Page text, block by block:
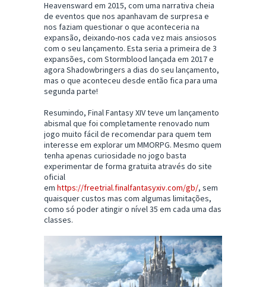
Heavensward em 2015, com uma narrativa cheia
de eventos que nos apanhavam de surpresa e
nos faziam questionar o que aconteceria na
expansão, deixando-nos cada vez mais ansiosos
com o seu lançamento. Esta seria a primeira de 3
expansões, com Stormblood lançada em 2017 e
agora Shadowbringers a dias do seu lançamento,
mas o que aconteceu desde então fica para uma
segunda parte!
Resumindo, Final Fantasy XIV teve um lançamento
abismal que foi completamente renovado num
jogo muito fácil de recomendar para quem tem
interesse em explorar um MMORPG. Mesmo quem
tenha apenas curiosidade no jogo basta
experimentar de forma gratuita através do site
oficial
em https://freetrial.finalfantasyxiv.com/gb/, sem
quaisquer custos mas com algumas limitações,
como só poder atingir o nível 35 em cada uma das
classes.